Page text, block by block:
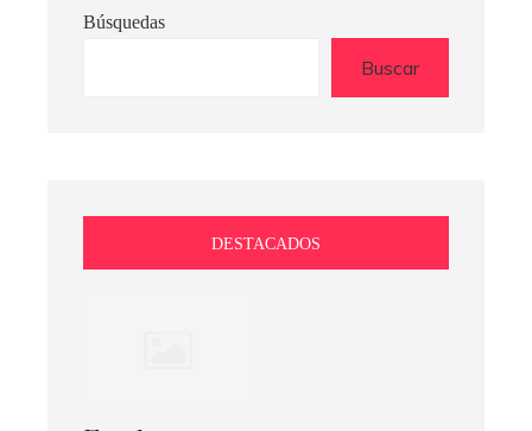
Búsquedas
Buscar
DESTACADOS